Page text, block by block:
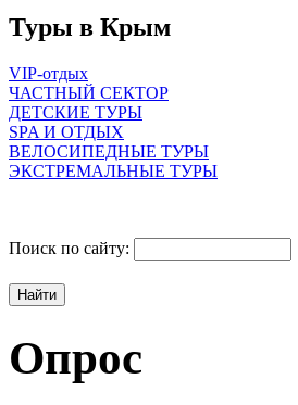
Туры в Крым
VIP-отдых
ЧАСТНЫЙ СЕКТОР
ДЕТСКИЕ ТУРЫ
SPA И ОТДЫХ
ВЕЛОСИПЕДНЫЕ ТУРЫ
ЭКСТРЕМАЛЬНЫЕ ТУРЫ
Поиск по сайту:
Опрос